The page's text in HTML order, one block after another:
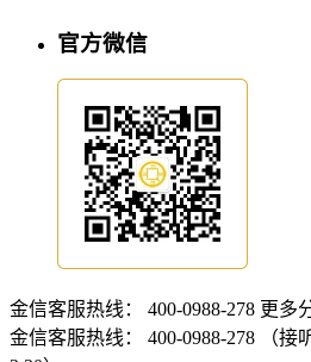
官方微信
金信客服热线： 400-0988-278 更多
金信客服热线：
400-0988-278 （接